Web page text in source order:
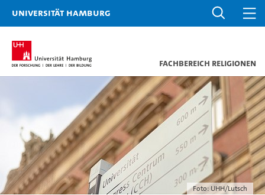
Universität Hamburg
Fachbereich Religionen
Foto: UHH/Lutsch